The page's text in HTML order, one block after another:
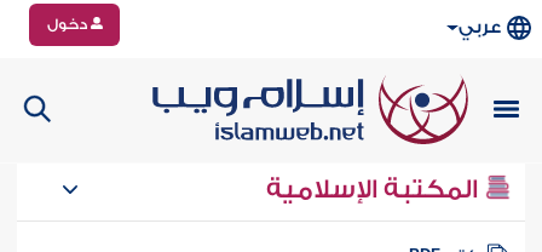
عربي دخول
المكتبة الإسلامية